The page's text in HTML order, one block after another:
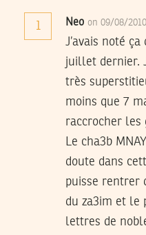
1 Neo on 09/08/
J’avais noté
juillet dernier.
très
moins que 7
raccrocher les
Le cha3b
doute dans
puisse rentrer
du za3im et le
lettres de